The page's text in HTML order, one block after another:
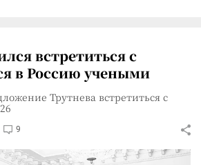
встретиться с
в Россию учеными
Трутнева встретиться с
9